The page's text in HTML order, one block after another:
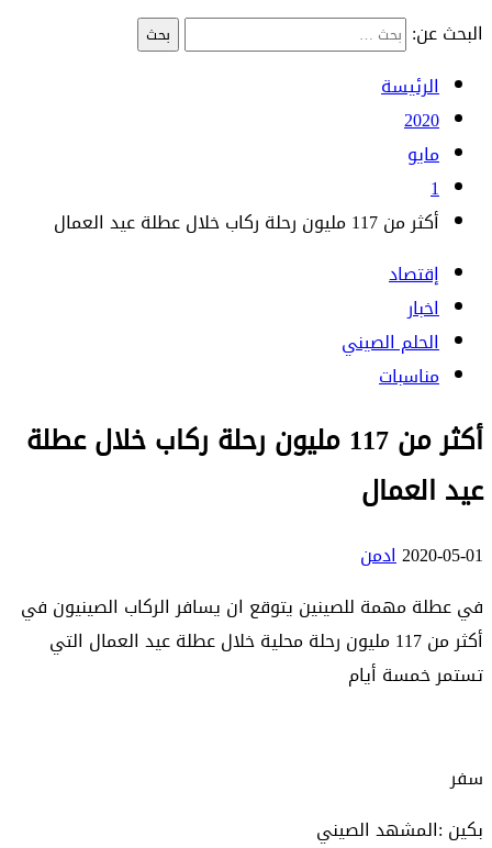
البحث عن:
الرئيسة
2020
مايو
1
أكثر من 117 مليون رحلة ركاب خلال عطلة عيد العمال
إقتصاد
اخبار
الحلم الصيني
مناسبات
أكثر من 117 مليون رحلة ركاب خلال عطلة
عيد العمال
2020-05-01ادمن
في عطلة مهمة للصينين يتوقع ان يسافر الركاب الصينيون في
أكثر من 117 مليون رحلة محلية خلال عطلة عيد العمال التي
تستمر خمسة أيام
سفر
بكين :المشهد الصيني